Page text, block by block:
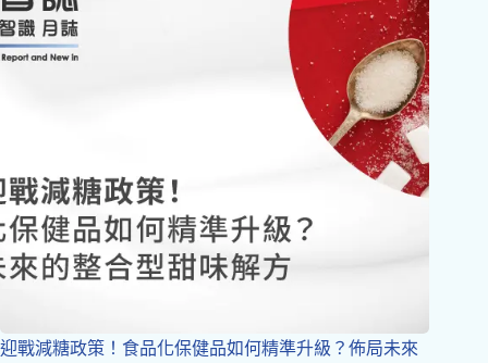
迎戰減糖政策！食品化保健品如何精準升級？佈局未來